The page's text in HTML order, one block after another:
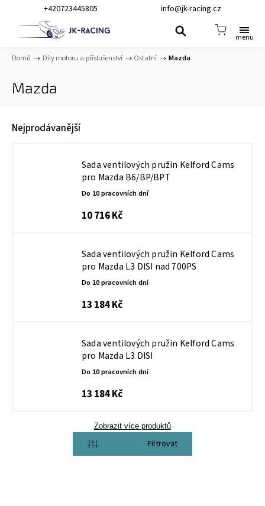
+420723445805 info@jk-racing.cz
Domů / Díly motoru a příslušenství / Ostatní / Mazda
Mazda
Nejprodávanější
Sada ventilových pružin Kelford Cams
pro Mazda B6/BP/BPT
Do 10 pracovních dní
10 716 Kč
Sada ventilových pružin Kelford Cams
pro Mazda L3 DISI nad 700PS
Do 10 pracovních dní
13 184 Kč
Sada ventilových pružin Kelford Cams
pro Mazda L3 DISI
Do 10 pracovních dní
13 184 Kč
Zobrazit více produktů
Otevřít filtr